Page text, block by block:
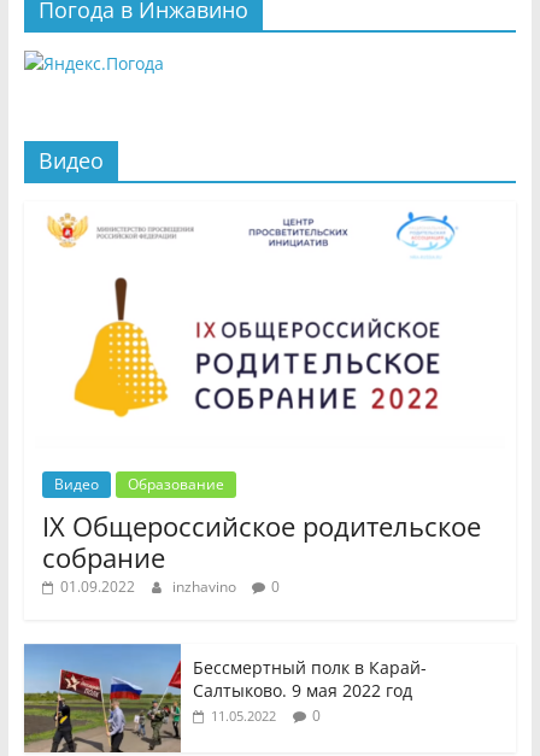
Погода в Инжавино
Видео
Видео Образование
IX Общероссийское родительское
собрание
01.09.2022 inzhavino 0
Бессмертный полк в Карай-
Салтыково. 9 мая 2022 год
11.05.2022 0